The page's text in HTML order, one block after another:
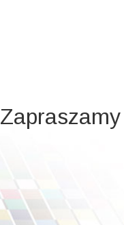
Zapraszamy